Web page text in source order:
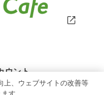
ウント
上、ウェブサイトの改善等